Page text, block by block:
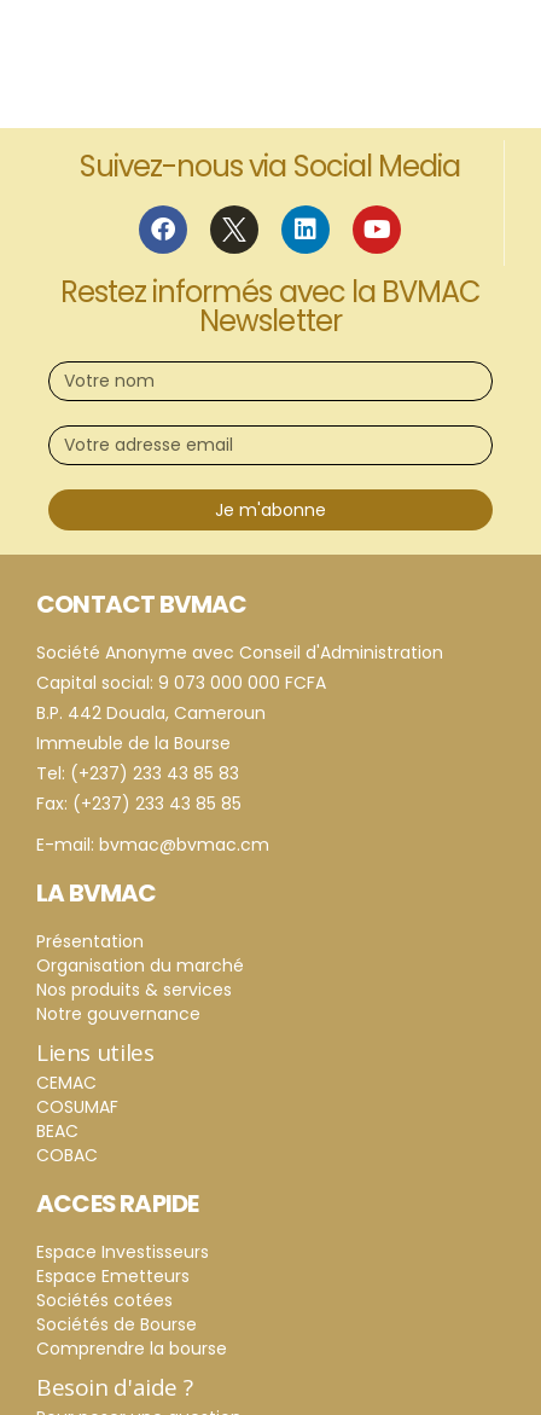
Suivez-nous via Social Media
Restez informés avec la BVMAC
Newsletter
Je m'abonne
CONTACT BVMAC
Société Anonyme avec Conseil d'Administration
Capital social: 9 073 000 000 FCFA
B.P. 442 Douala, Cameroun
Immeuble de la Bourse
Tel: (+237) 233 43 85 83
Fax: (+237) 233 43 85 85
E-mail: bvmac@bvmac.cm
LA BVMAC
Présentation
Organisation du marché
Nos produits & services
Notre gouvernance
Liens utiles
CEMAC
COSUMAF
BEAC
COBAC
ACCES RAPIDE
Espace Investisseurs
Espace Emetteurs
Sociétés cotées
Sociétés de Bourse
Comprendre la bourse
Besoin d'aide ?